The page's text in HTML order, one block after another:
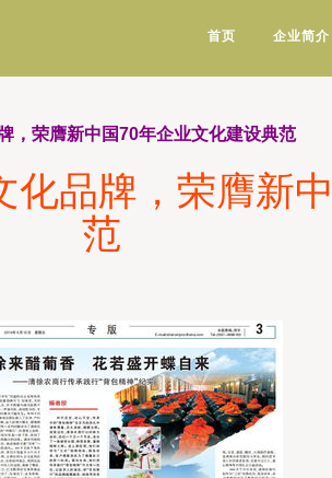
首页 企业简介
，荣膺新中国70年企业文化建设典范
化品牌，荣膺新
范